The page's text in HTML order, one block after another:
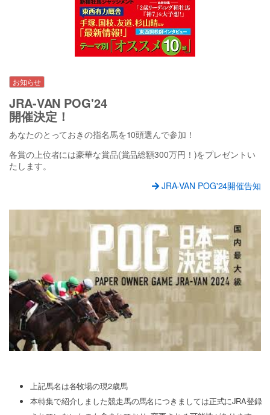
お知らせ
JRA-VAN POG'24
開催決定！
あなたのとっておきの指名馬を10頭選んで参加！
各賞の上位者には豪華な賞品(賞品総額300万円！)をプレゼントい
たします。
JRA-VAN POG'24開催告知
上記馬名は各牧場の現2歳馬
本特集で紹介しました競走馬の馬名につきましては正式にJRA登録